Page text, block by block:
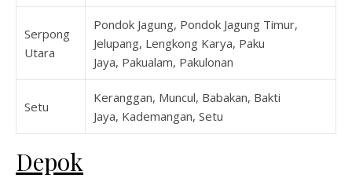
Serpong
Utara
Pondok Jagung, Pondok Jagung Timur,
Jelupang, Lengkong Karya, Paku
Jaya, Pakualam, Pakulonan
Setu
Keranggan, Muncul, Babakan, Bakti
Jaya, Kademangan, Setu
Depok